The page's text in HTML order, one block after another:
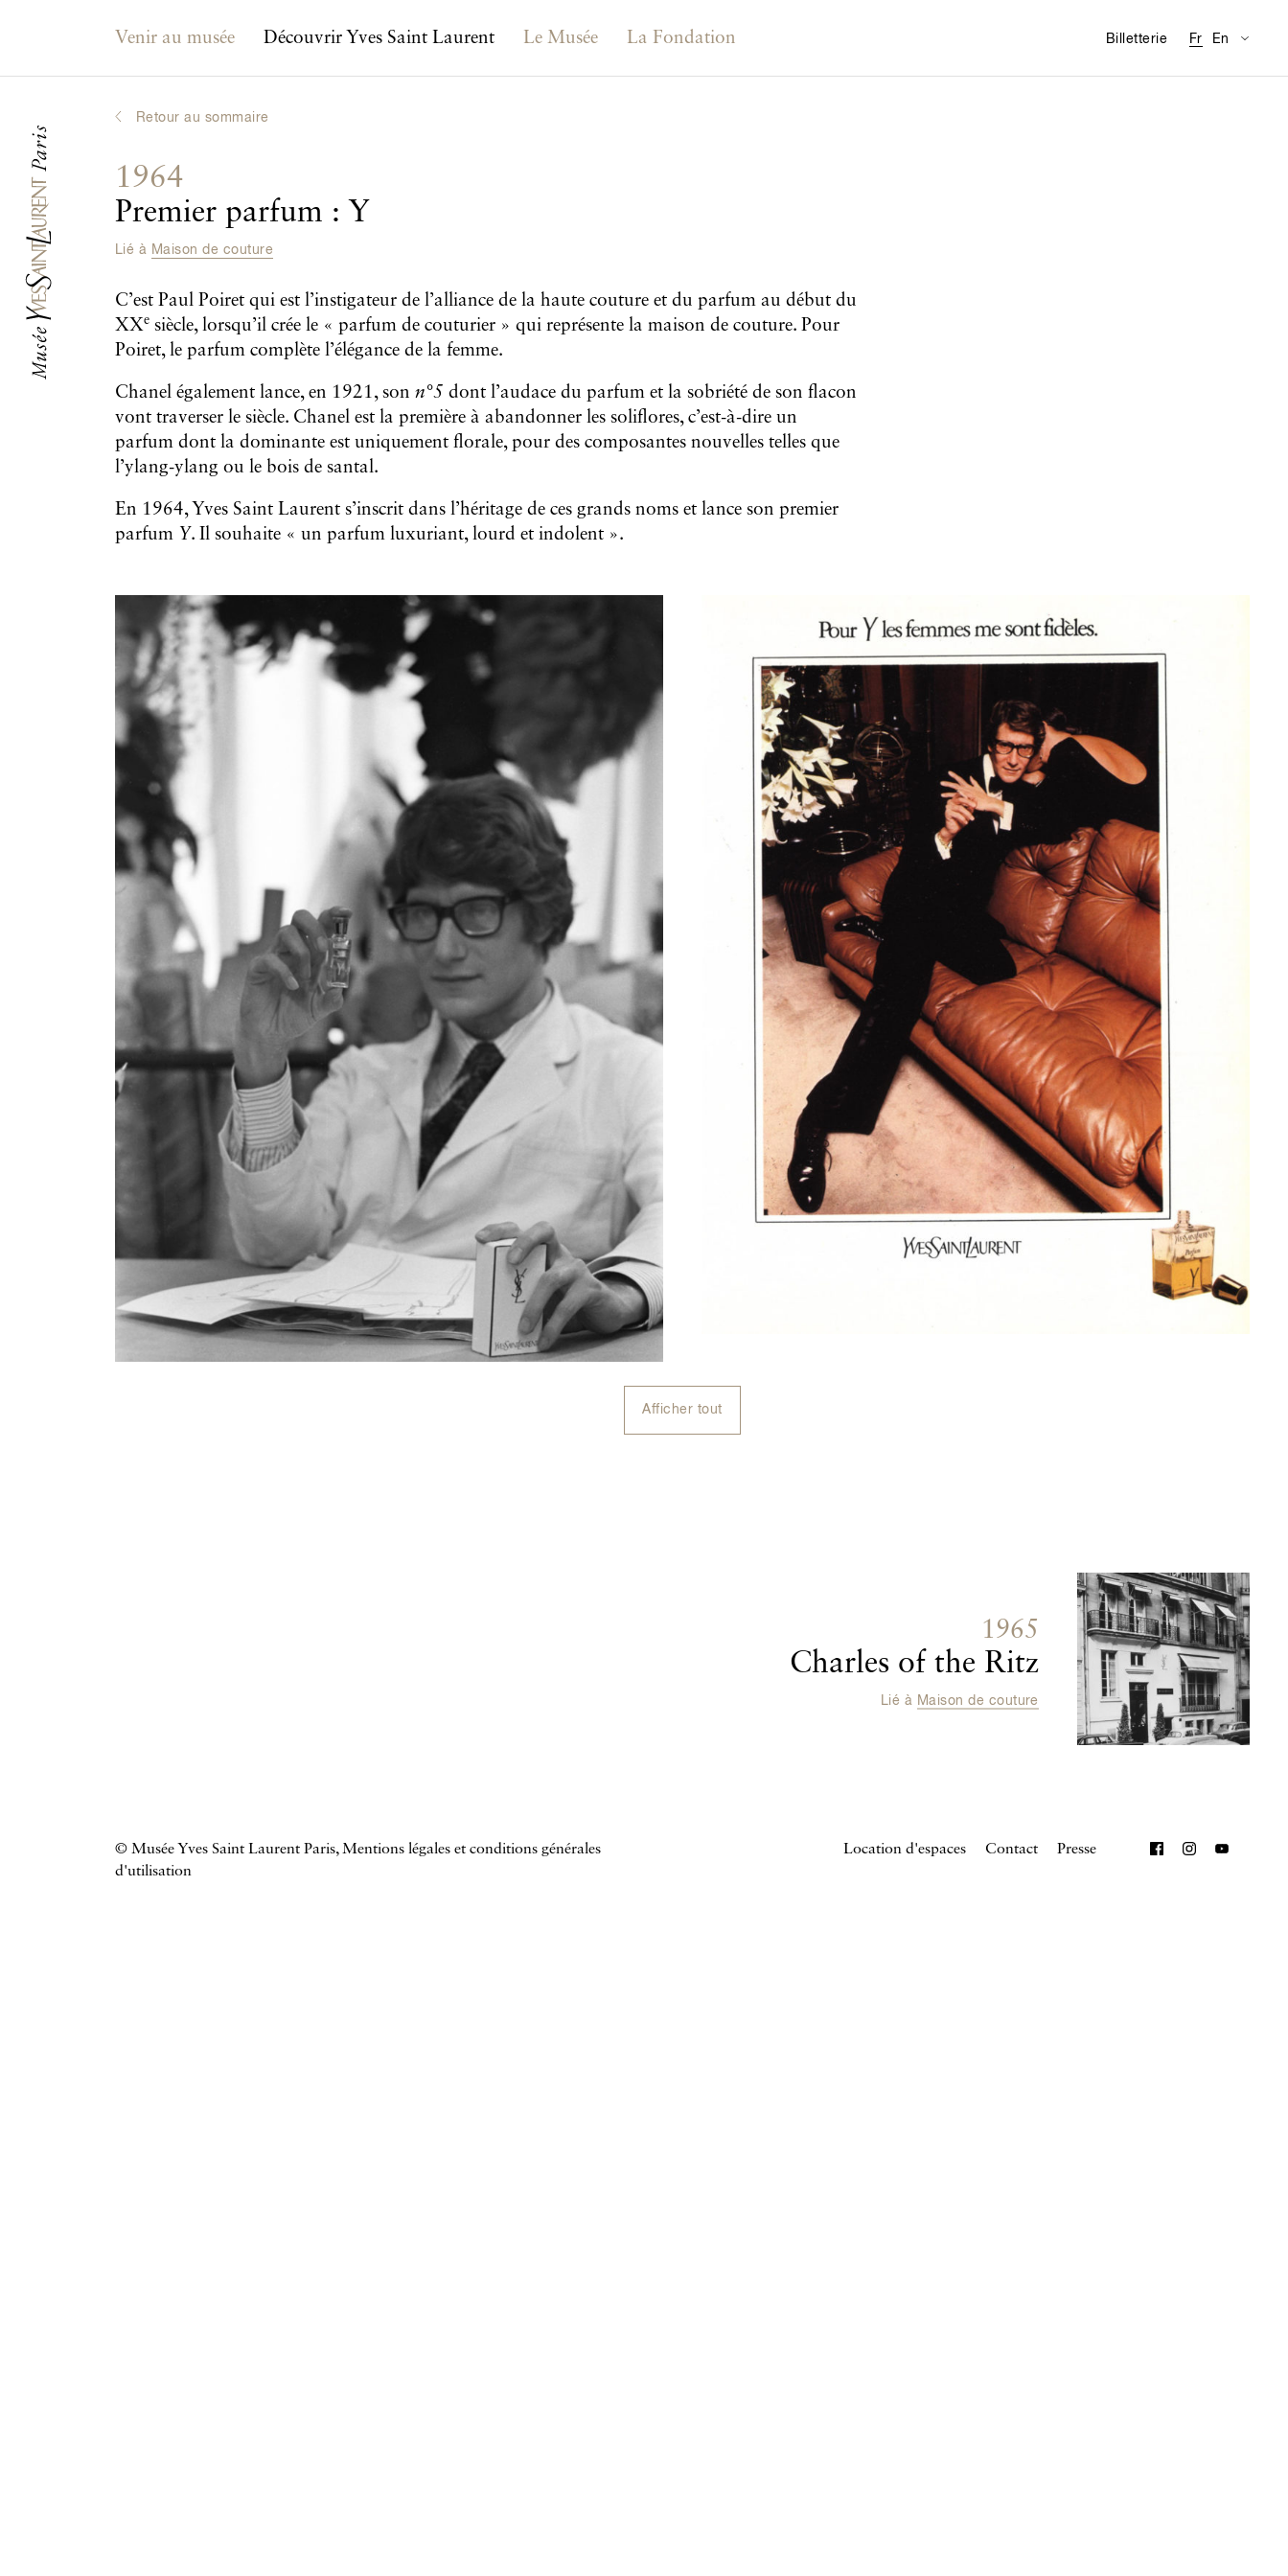
Fr En
Venir au musée Découvrir Yves Saint Laurent Le Musée La Fondation Billetterie
Retour au sommaire
1964
Premier parfum : Y
Lié à Maison de couture
C’est Paul Poiret qui est l’instigateur de l’alliance de la haute couture et du parfum au début du
XXe siècle, lorsqu’il crée le « parfum de couturier » qui représente la maison de couture. Pour
Poiret, le parfum complète l’élégance de la femme.
Chanel également lance, en 1921, son n°5 dont l’audace du parfum et la sobriété de son flacon
vont traverser le siècle. Chanel est la première à abandonner les soliflores, c’est-à-dire un
parfum dont la dominante est uniquement florale, pour des composantes nouvelles telles que
l’ylang-ylang ou le bois de santal.
En 1964, Yves Saint Laurent s’inscrit dans l’héritage de ces grands noms et lance son premier
parfum Y. Il souhaite « un parfum luxuriant, lourd et indolent ».
Galerie
Afficher tout
1965
Charles of the Ritz
Lié à Maison de couture
Location d'espaces Contact Presse
© Musée Yves Saint Laurent Paris,Mentions légales et conditions générales
d'utilisation